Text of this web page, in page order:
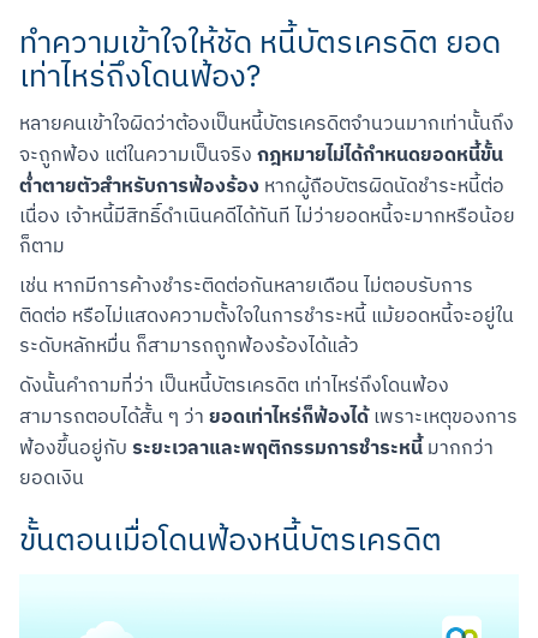
ทำความเข้าใจให้ชัด หนี้บัตรเครดิต ยอด
เท่าไหร่ถึงโดนฟ้อง?
หลายคนเข้าใจผิดว่าต้องเป็นหนี้บัตรเครดิตจำนวนมากเท่านั้นถึง
จะถูกฟ้อง แต่ในความเป็นจริง กฎหมายไม่ได้กำหนดยอดหนี้ขั้น
ต่ำตายตัวสำหรับการฟ้องร้อง หากผู้ถือบัตรผิดนัดชำระหนี้ต่อ
เนื่อง เจ้าหนี้มีสิทธิ์ดำเนินคดีได้ทันที ไม่ว่ายอดหนี้จะมากหรือน้อย
ก็ตาม
เช่น หากมีการค้างชำระติดต่อกันหลายเดือน ไม่ตอบรับการ
ติดต่อ หรือไม่แสดงความตั้งใจในการชำระหนี้ แม้ยอดหนี้จะอยู่ใน
ระดับหลักหมื่น ก็สามารถถูกฟ้องร้องได้แล้ว
ดังนั้นคำถามที่ว่า เป็นหนี้บัตรเครดิต เท่าไหร่ถึงโดนฟ้อง
สามารถตอบได้สั้น ๆ ว่า ยอดเท่าไหร่ก็ฟ้องได้ เพราะเหตุของการ
ฟ้องขึ้นอยู่กับ ระยะเวลาและพฤติกรรมการชำระหนี้ มากกว่า
ยอดเงิน
ขั้นตอนเมื่อโดนฟ้องหนี้บัตรเครดิต